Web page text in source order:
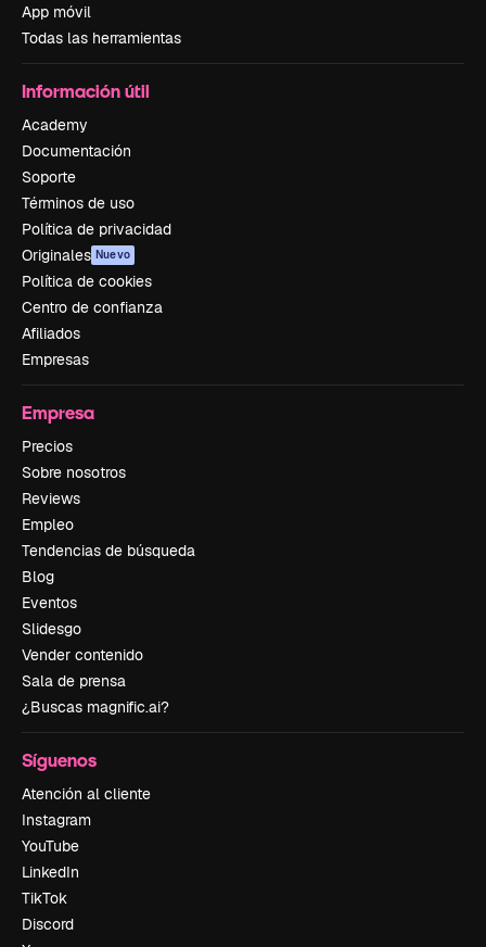
App móvil
Todas las herramientas
Información útil
Academy
Documentación
Soporte
Términos de uso
Política de privacidad
Originales Nuevo
Política de cookies
Centro de confianza
Afiliados
Empresas
Empresa
Precios
Sobre nosotros
Reviews
Empleo
Tendencias de búsqueda
Blog
Eventos
Slidesgo
Vender contenido
Sala de prensa
¿Buscas magnific.ai?
Síguenos
Atención al cliente
Instagram
YouTube
LinkedIn
TikTok
Discord